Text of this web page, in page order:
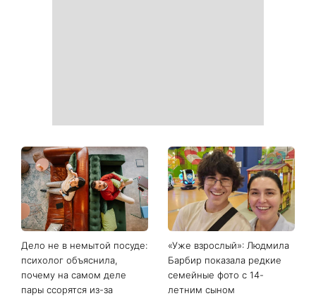
День ангела 9 августа:
Пантелеймон, Николай и
Сава среди именинников -
почему в этот день стоит
совершить доброе дело
Самый популярный летний
салат: готовим «Зеленую
богиню»